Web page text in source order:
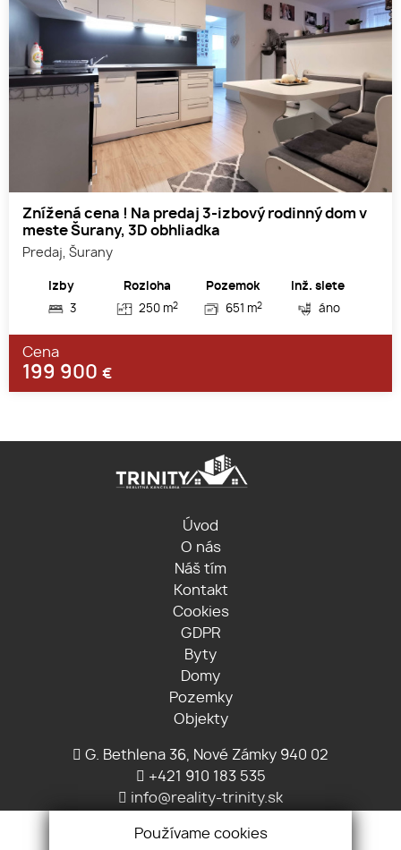
Znížená cena ! Na predaj 3-izbový rodinný dom v
meste Šurany, 3D obhliadka
Predaj, Šurany
Izby
3
Rozloha
250 m2
Pozemok
651 m2
Inž. siete
áno
Cena
199 900 €
Úvod
O nás
Náš tím
Kontakt
Cookies
GDPR
Byty
Domy
Pozemky
Objekty
G. Bethlena 36, Nové Zámky 940 02
+421 910 183 535
info@reality-trinity.sk
Používame cookies